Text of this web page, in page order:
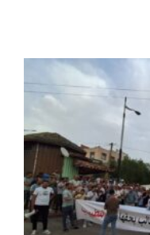
افتتاحية موقع المناضل-ة
روابط